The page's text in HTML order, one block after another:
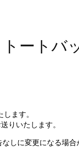
ートバ
ます。
りいたします。
しに変更になる場合